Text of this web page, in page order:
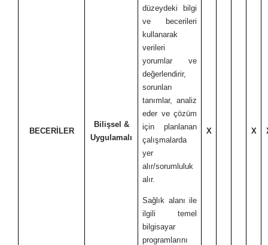
BECERİLER
Bilişsel &
Uygulamalı
düzeydeki bilgi
ve becerileri
kullanarak
verileri
yorumlar ve
değerlendirir,
sorunları
tanımlar, analiz
eder ve çözüm
için planlanan
çalışmalarda
yer
alır/sorumluluk
alır.
Sağlık alanı ile
ilgili temel
bilgisayar
programlarını
X X